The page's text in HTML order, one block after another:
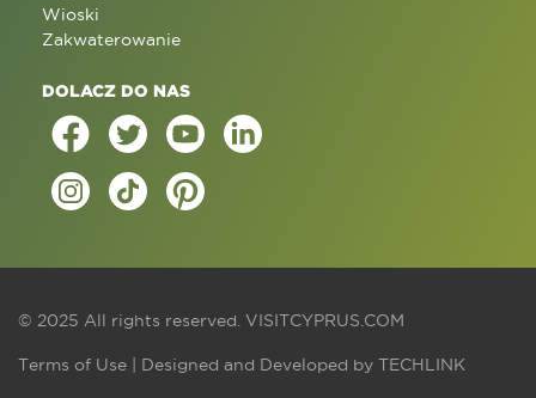
Wioski
Zakwaterowanie
DOLACZ DO NAS
© 2025 All rights reserved. VISITCYPRUS.COM
Terms of Use | Designed and Developed by TECHLINK